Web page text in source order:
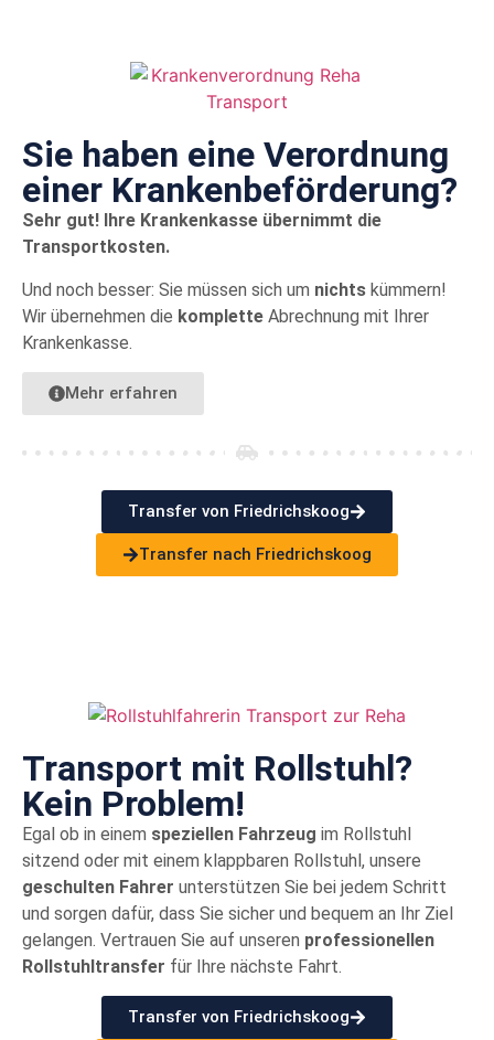
Sie haben eine Verordnung
einer Kranken­beförderung?
Sehr gut! Ihre Krankenkasse übernimmt die
Transportkosten.
Und noch besser: Sie müssen sich um nichts kümmern!
Wir übernehmen die komplette Abrechnung mit Ihrer
Krankenkasse.
Mehr erfahren
Transfer von Friedrichskoog
Transfer nach Friedrichskoog
Transport mit Rollstuhl?
Kein Problem!
Egal ob in einem speziellen Fahrzeug im Rollstuhl
sitzend oder mit einem klappbaren Rollstuhl, unsere
geschulten Fahrer unterstützen Sie bei jedem Schritt
und sorgen dafür, dass Sie sicher und bequem an Ihr Ziel
gelangen. Vertrauen Sie auf unseren professionellen
Rollstuhltransfer für Ihre nächste Fahrt.
Transfer von Friedrichskoog